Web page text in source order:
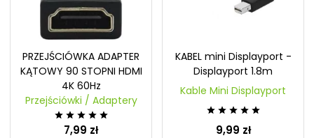
PRZEJŚCIÓWKA ADAPTER
KĄTOWY 90 STOPNI HDMI
4K 60Hz
Przejściówki / Adaptery
    
7,99 zł
KABEL mini Displayport -
Displayport 1.8m
Kable Mini Displayport
    
9,99 zł